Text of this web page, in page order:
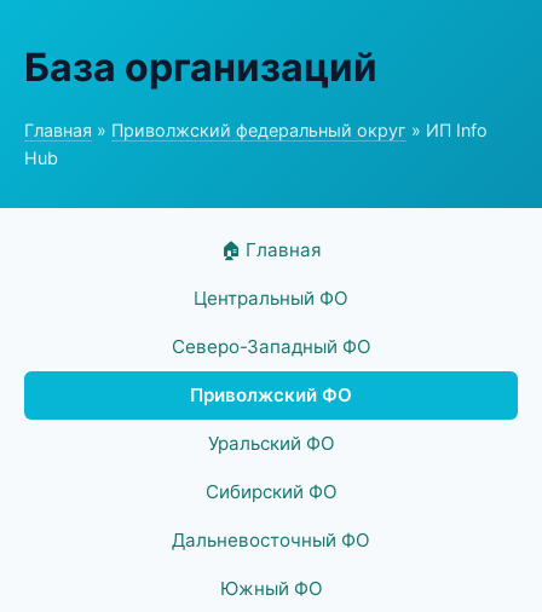
База организаций
Главная » Приволжский федеральный округ » ИП Info
Hub
🏠 Главная
Центральный ФО
Северо-Западный ФО
Приволжский ФО
Уральский ФО
Сибирский ФО
Дальневосточный ФО
Южный ФО